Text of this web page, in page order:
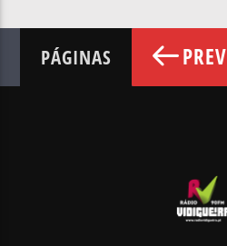
PÁGINAS PREV